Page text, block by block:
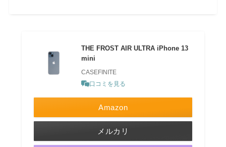
THE FROST AIR ULTRA iPhone 13
mini
CASEFINITE
口コミを見る
Amazon
メルカリ